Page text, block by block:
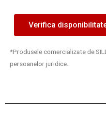
Verifica
*Produsele comercializate de
persoanelor juridice.